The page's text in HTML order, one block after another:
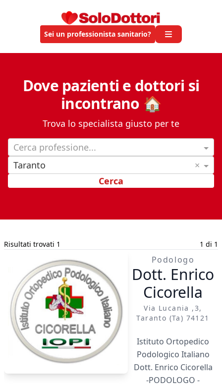
Sei un professionista sanitario?
Dove pazienti e dottori si
incontrano 🏠
Trova lo specialista giusto per te
Cerca professione...
Taranto
×
Cerca
Risultati trovati 1 1 di 1
Podologo
Dott. Enrico
Cicorella
Via Lucania ,3,
Taranto (ta) 74121
Istituto Ortopedico
Podologico Italiano
Dott. Enrico Cicorella
-PODOLOGO -